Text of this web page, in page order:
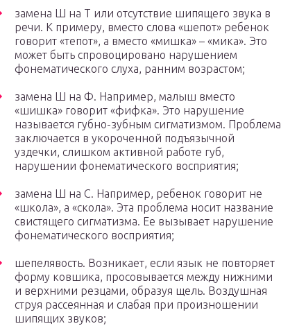
замена Ш на Т или отсутствие шипящего звука в
речи. К примеру, вместо слова «шепот» ребенок
говорит «тепот», а вместо «мишка» – «мика». Это
может быть спровоцировано нарушением
фонематического слуха, ранним возрастом;
замена Ш на Ф. Например, малыш вместо
«шишка» говорит «фифка». Это нарушение
называется губно-зубным сигматизмом. Проблема
заключается в укороченной подъязычной
уздечки, слишком активной работе губ,
нарушении фонематического восприятия;
замена Ш на С. Например, ребенок говорит не
«школа», а «скола». Эта проблема носит название
свистящего сигматизма. Ее вызывает нарушение
фонематического восприятия;
шепелявость. Возникает, если язык не повторяет
форму ковшика, просовывается между нижними
и верхними резцами, образуя щель. Воздушная
струя рассеянная и слабая при произношении
шипящих звуков;